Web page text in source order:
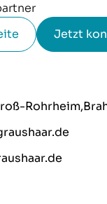
Jetzt
Rohrheim,